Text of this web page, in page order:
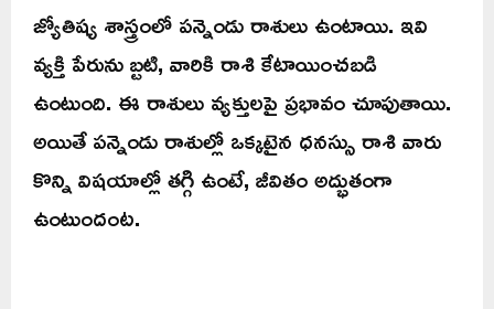
జ్యోతిష్య శాస్త్రంలో పన్నెండు రాశులు ఉంటాయి. ఇవి
వ్యక్తి పేరును బ్టటి, వారికి రాశి కేటాయించబడి
ఉంటుంది. ఈ రాశులు వ్యక్తులపై ప్రభావం చూపుతాయి.
అయితే పన్నెండు రాశుల్లో ఒక్కటైన ధనస్సు రాశి వారు
కొన్ని విషయాల్లో తగ్గి ఉంటే, జీవితం అద్భుతంగా
ఉంటుందంట.